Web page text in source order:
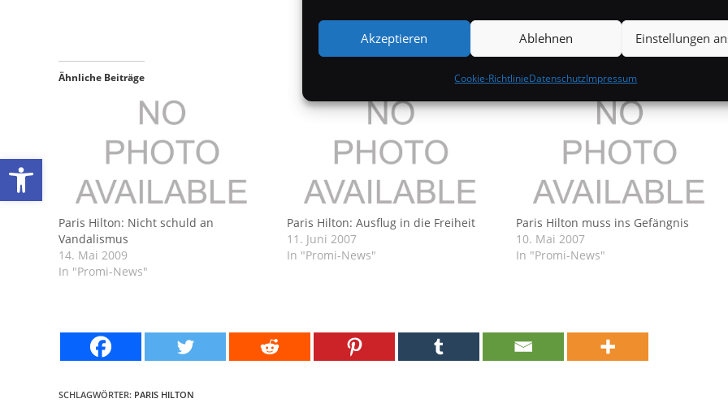
Werkzeugleiste öffnen
Akzeptieren Ablehnen Einstellungen
Cookie-RichtlinieDatenschutzImpressum
Ähnliche Beiträge
Paris Hilton: Nicht schuld an
Vandalismus
14. Mai 2009
In "Promi-News"
Paris Hilton: Ausflug in die Freiheit
11. Juni 2007
In "Promi-News"
Paris Hilton muss ins Gefängnis
10. Mai 2007
In "Promi-News"
SCHLAGWÖRTER: PARIS HILTON